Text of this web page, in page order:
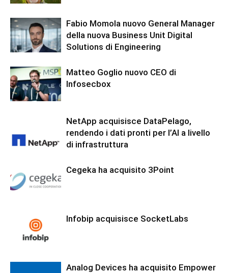
Fabio Momola nuovo General Manager
della nuova Business Unit Digital
Solutions di Engineering
Matteo Goglio nuovo CEO di
Infosecbox
NetApp acquisisce DataPelago,
rendendo i dati pronti per l’AI a livello
di infrastruttura
Cegeka ha acquisito 3Point
Infobip acquisisce SocketLabs
Analog Devices ha acquisito Empower